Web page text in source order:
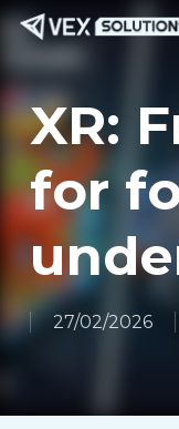
Spring
XR:
for
27/02/2026